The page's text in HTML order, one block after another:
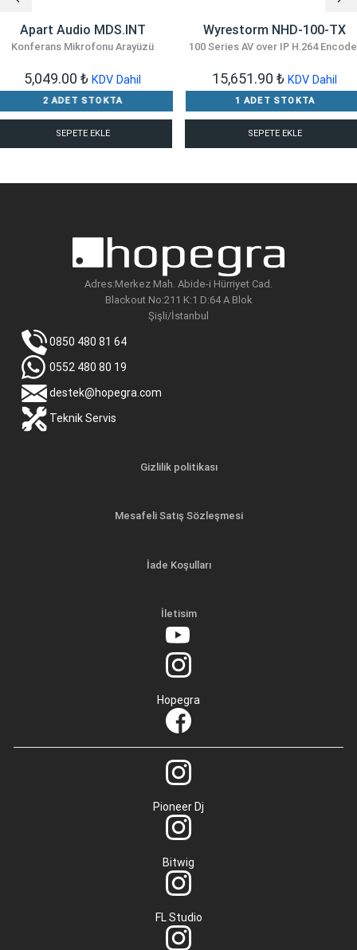
Apart Audio MDS.INT
Konferans Mikrofonu Arayüzü
5,049.00 ₺ KDV Dahil
2 ADET STOKTA
SEPETE EKLE
Wyrestorm NHD-100-TX
100 Series AV over IP H.264
15,651.90 ₺ KDV Dahil
1 ADET STOKTA
SEPETE EKLE
Adres:Merkez Mah. Abide-i Hürriyet Cad.
Blackout No:211 K:1 D:64 A Blok
Şişli/İstanbul
0850 480 81 64
0552 480 80 19
destek@hopegra.com
Teknik Servis
Gizlilik politikası
Mesafeli Satış Sözleşmesi
İade Koşulları
İletisim
Hopegra
Pioneer Dj
Bitwig
FL Studio